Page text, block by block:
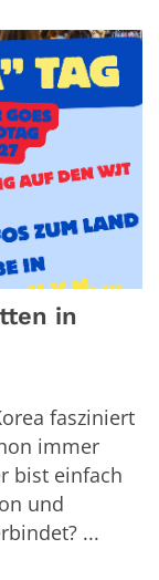
in
fasziniert
immer
bist einfach
und
...